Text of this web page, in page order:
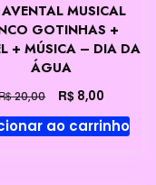
MUSICAL
GOTINHAS +
+ MÚSICA – DIA DA
ÁGUA
20,00
preço
original
R$ 8,00
preço
atual
ao carrinho